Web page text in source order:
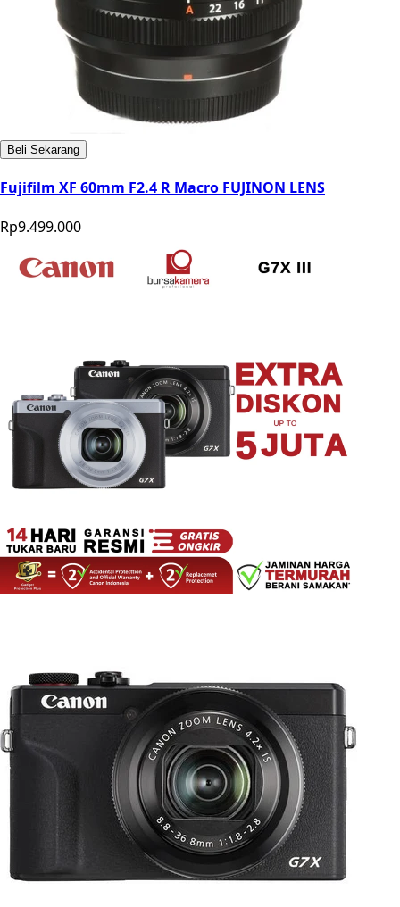
Beli Sekarang
Fujifilm XF 60mm F2.4 R Macro FUJINON LENS
Rp9.499.000